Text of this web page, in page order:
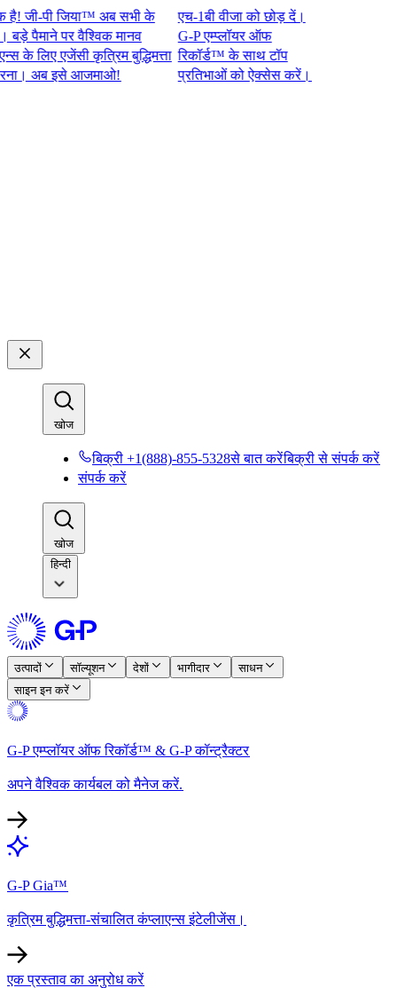
पी जिया™ अब सभी के
पर वैश्विक मानव
एजेंसी कृत्रिम बुद्धिमत्ता
अब इसे आजमाओ!​​
एच-1बी वीजा को छोड़ दें।
G-P एम्प्लॉयर ऑफ
रिकॉर्ड™ के साथ टॉप
प्रतिभाओं को ऐक्सेस करें।​​
खोज​​
बिक्री +1(888)-855-5328से बात करें​​बिक्री से संपर्क करें​​
संपर्क करें​​
खोज​​
हिन्दी
उत्पादों​​ सॉल्यूशन​​ देशों​​ भागीदार​​
साधन​​
साइन इन करें​​
G-P एम्प्लॉयर ऑफ रिकॉर्ड™ & G-P कॉन्ट्रैक्टर​​
अपने वैश्विक कार्यबल को मैनेज करें.​​
G-P Gia™​​
कृत्रिम बुद्धिमत्ता-संचालित कंप्लाएन्स इंटेलीजेंस।​​
एक प्रस्ताव का अनुरोध करें​​